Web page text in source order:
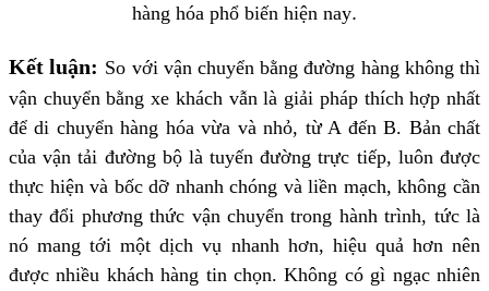
hàng hóa phổ biến hiện nay.
Kết luận: So với vận chuyển bằng đường hàng không thì
vận chuyển bằng xe khách vẫn là giải pháp thích hợp nhất
để di chuyển hàng hóa vừa và nhỏ, từ A đến B. Bản chất
của vận tải đường bộ là tuyến đường trực tiếp, luôn được
thực hiện và bốc dỡ nhanh chóng và liền mạch, không cần
thay đổi phương thức vận chuyển trong hành trình, tức là
nó mang tới một dịch vụ nhanh hơn, hiệu quả hơn nên
được nhiều khách hàng tin chọn. Không có gì ngạc nhiên